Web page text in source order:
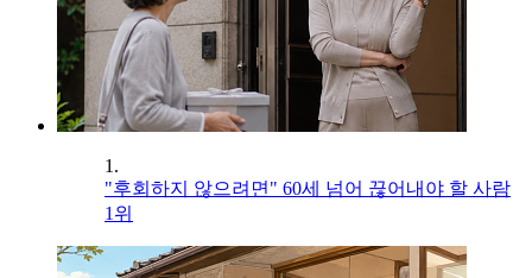
1.
"후회하지 않으려면" 60세 넘어 끊어내야 할 사람
1위